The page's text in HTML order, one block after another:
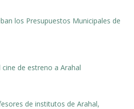
los Presupuestos Municipales de
cine de estreno a Arahal
de institutos de Arahal,